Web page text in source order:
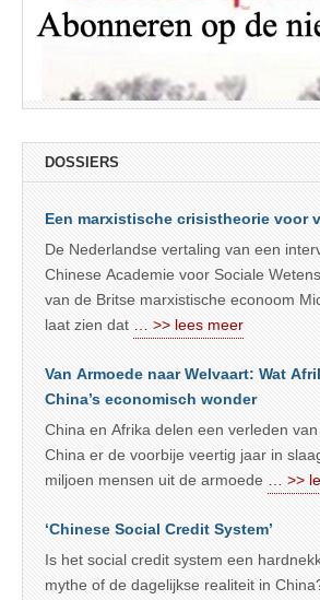
DOSSIERS
Een marxistische crisistheorie voor
De Nederlandse vertaling van een
Chinese Academie voor Sociale
van de Britse marxistische econoom
laat zien dat
… >> lees meer
Van Armoede naar Welvaart: Wat
China’s economisch wonder
China en Afrika delen een verleden
China er de voorbije veertig jaar in
miljoen mensen uit de armoede
… >>
‘Chinese Social Credit System’
Is het social credit system een
mythe of de dagelijkse realiteit in